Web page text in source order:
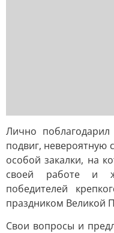
Лично
подвиг, невероятную
особой закалки, на
своей работе и
победителей
праздником Великой
Свои вопросы и